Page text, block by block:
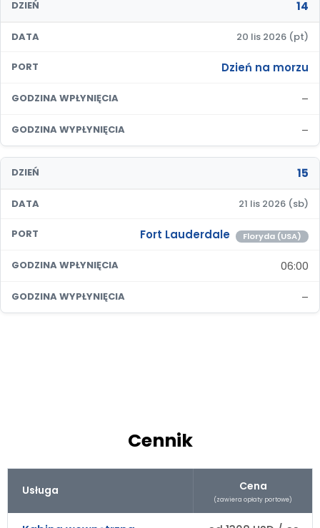
DZIEŃ 14
DATA 20 lis 2026 (pt)
PORT Dzień na morzu
GODZINA WPŁYNIĘCIA –
GODZINA WYPŁYNIĘCIA –
DZIEŃ 15
DATA 21 lis 2026 (sb)
PORT Fort Lauderdale Floryda (USA)
GODZINA WPŁYNIĘCIA 06:00
GODZINA WYPŁYNIĘCIA –
Cennik
Usługa Cena
(zawiera opłaty portowe)